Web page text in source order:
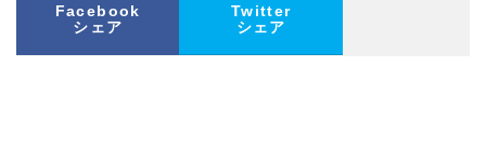
Facebook
シェア
Twitter
シェア